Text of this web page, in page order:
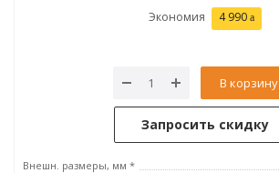
Экономия 4 990
В корзину
Запросить скидку
Внешн. размеры, мм *